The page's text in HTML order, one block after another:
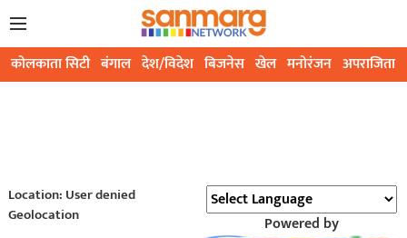
कोलकाता सिटी बंगाल देश/विदेश बिजनेस खेल मनोरंजन अपराजिता
Location: User denied
Geolocation
Powered by